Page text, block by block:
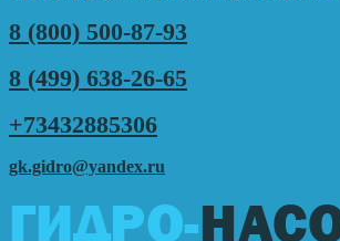
8 (800) 500-87-93
8 (499) 638-26-65
+73432885306
gk.gidro@yandex.ru